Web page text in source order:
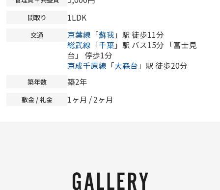
間取り 1LDK
交通 京葉線 「蘇我 」駅 徒歩11分
総武線 「千葉 」駅 バス15分 「富士見
台」 停歩1分
京成千原線 「大森台 」駅 徒歩20分
築年数 築2年
敷金 / 礼金 1ヶ月 / 2ヶ月